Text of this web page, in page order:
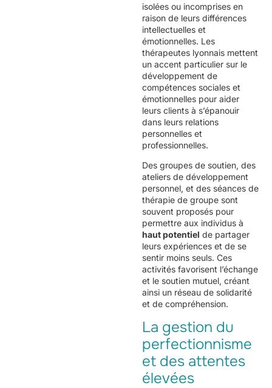
isolées ou incomprises en
raison de leurs différences
intellectuelles et
émotionnelles. Les
thérapeutes lyonnais mettent
un accent particulier sur le
développement de
compétences sociales et
émotionnelles pour aider
leurs clients à s’épanouir
dans leurs relations
personnelles et
professionnelles.
Des groupes de soutien, des
ateliers de développement
personnel, et des séances de
thérapie de groupe sont
souvent proposés pour
permettre aux individus à
haut potentiel de partager
leurs expériences et de se
sentir moins seuls. Ces
activités favorisent l’échange
et le soutien mutuel, créant
ainsi un réseau de solidarité
et de compréhension.
La gestion du
perfectionnisme
et des attentes
élevées